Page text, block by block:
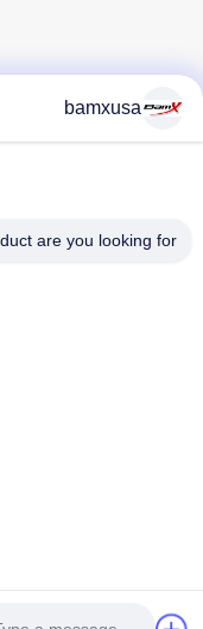
bamxusa
product are you looking